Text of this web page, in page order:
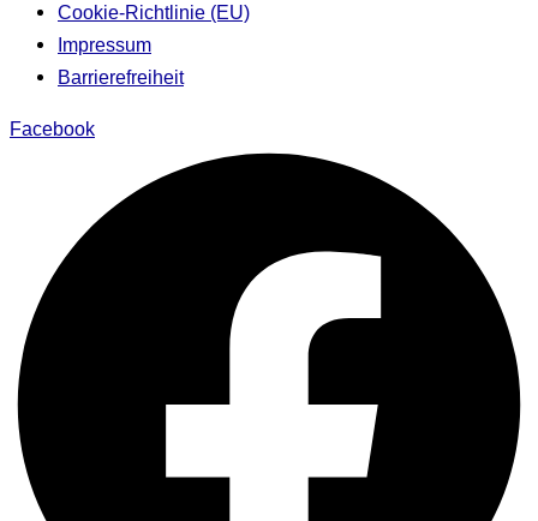
Cookie-Richtlinie (EU)
Impressum
Barrierefreiheit
Facebook